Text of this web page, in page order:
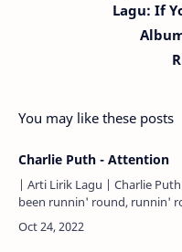
Lagu: If
You may like these posts
Charlie Puth - Attention
| Arti Lirik Lagu | Charlie Puth -
been runnin' round, runnin'
throwin' that dirt all on my
berkeliling…